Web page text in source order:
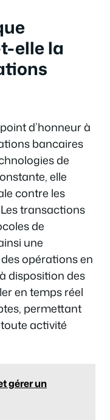
elle la
d’honneur à
bancaires
de
elle
contre les
transactions
de
une
opérations en
disposition des
en temps réel
permettant
activité
gérer un